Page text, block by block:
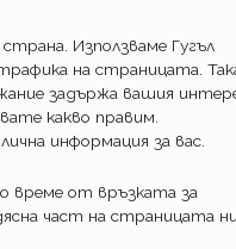
Използваме Гугъл
на страницата.
задържа вашия
какво правим.
информация за вас.
време от връзката за
част на страницата